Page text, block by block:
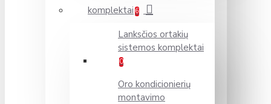
komplektai 6
Lanksčios ortakių
sistemos komplektai
0
Oro kondicionierių
montavimo